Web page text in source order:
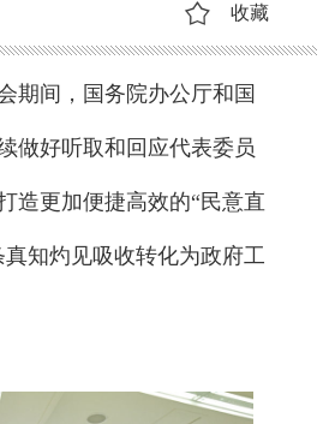
收藏
期间，国务院办公厅和国
做好听取和回应代表委员
造更加便捷高效的“民意直
知灼见吸收转化为政府工